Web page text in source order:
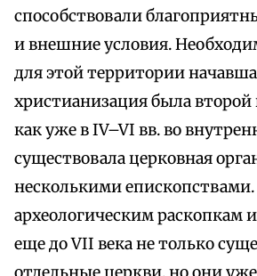
способствовали
и внешние условия.
для этой территории
христианизация была второй
как уже в IV–VI вв. во
существовала церковная
несколькими епископствами.
археологическим раскопкам
еще до VII века не только